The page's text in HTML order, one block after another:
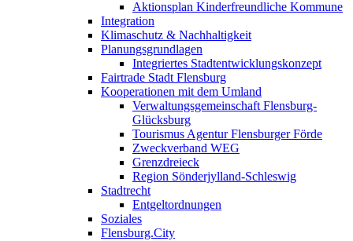
Aktionsplan Kinderfreundliche Kommune
Integration
Klimaschutz & Nachhaltigkeit
Planungsgrundlagen
Integriertes Stadtentwicklungskonzept
Fairtrade Stadt Flensburg
Kooperationen mit dem Umland
Verwaltungsgemeinschaft Flensburg-
Glücksburg
Tourismus Agentur Flensburger Förde
Zweckverband WEG
Grenzdreieck
Region Sönderjylland-Schleswig
Stadtrecht
Entgeltordnungen
Soziales
Flensburg.City